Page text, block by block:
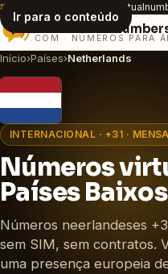
Ir para o conteúdo
✉
.COM · NÚMEROS PARA
Início›Países›Netherlands
INTERNACIONAL · +31 ·
Números
Países Baixos
Números neerlandeses
sem SIM, sem contratos.
uma presença europeia